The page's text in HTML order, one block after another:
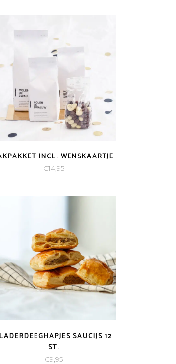
INCL. WENSKAARTJE
€14,95
SAUCIJS 12
ST.
€9,95